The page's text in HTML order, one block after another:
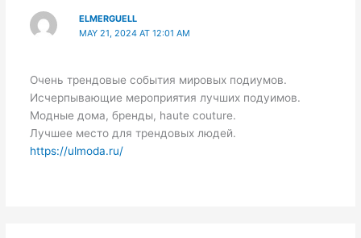
ELMERGUELL
MAY 21, 2024 AT 12:01 AM
Очень трендовые события мировых подиумов.
Исчерпывающие мероприятия лучших подуимов.
Модные дома, бренды, haute couture.
Лучшее место для трендовых людей.
https://ulmoda.ru/